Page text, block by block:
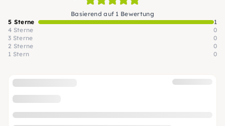
Basierend auf 1 Bewertung
5 Sterne
1
4 Sterne
0
3 Sterne
0
2 Sterne
0
1 Stern
0